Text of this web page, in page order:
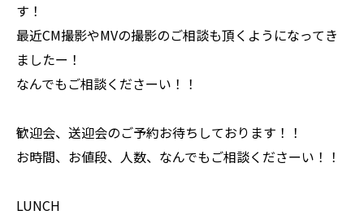
す！
最近CM撮影やMVの撮影のご相談も頂くようになってき
ましたー！
なんでもご相談くださーい！！
歓迎会、送迎会のご予約お待ちしております！！
お時間、お値段、人数、なんでもご相談くださーい！！
LUNCH